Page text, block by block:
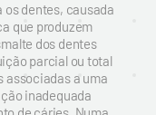
os dentes, causada
que produzem
dos dentes
parcial ou total
associadas a uma
inadequada